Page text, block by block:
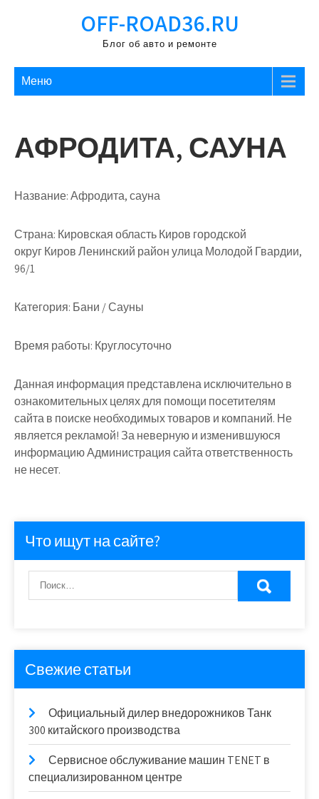
OFF-ROAD36.RU
Блог об авто и ремонте
Меню
АФРОДИТА, САУНА
Название:Афродита, сауна
Страна: Кировская область Киров городской
округ Киров Ленинский район улица Молодой Гвардии,
96/1
Категория: Бани / Сауны
Время работы: Круглосуточно
Данная информация представлена исключительно в
ознакомительных целях для помощи посетителям
сайта в поиске необходимых товаров и компаний. Не
является рекламой! За неверную и изменившуюся
информацию Администрация сайта ответственность
не несет.
Что ищут на сайте?
Свежие статьи
Официальный дилер внедорожников Танк
300 китайского производства
Сервисное обслуживание машин TENET в
специализированном центре